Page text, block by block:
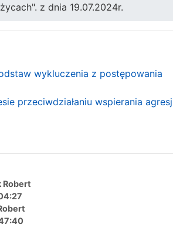
z dnia 19.07.2024r.
wykluczenia z postępowania
przeciwdziałaniu wspierania
Robert